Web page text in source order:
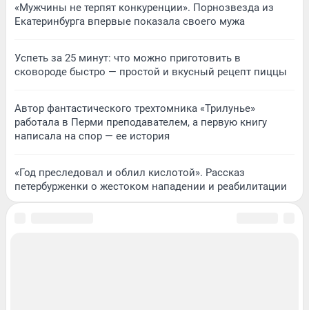
«Мужчины не терпят конкуренции». Порнозвезда из
Екатеринбурга впервые показала своего мужа
Успеть за 25 минут: что можно приготовить в
сковороде быстро — простой и вкусный рецепт пиццы
Автор фантастического трехтомника «Трилунье»
работала в Перми преподавателем, а первую книгу
написала на спор — ее история
«Год преследовал и облил кислотой». Рассказ
петербурженки о жестоком нападении и реабилитации